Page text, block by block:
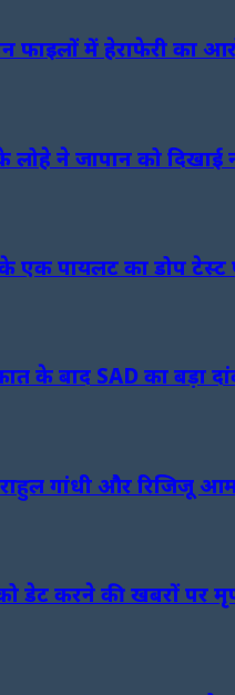
फाइलों में हेराफेरी का
लोहे ने जापान को दिखाई
एक पायलट का डोप टेस्ट
के बाद SAD का बड़ा
गांधी और रिजिजू
डेट करने की खबरों पर